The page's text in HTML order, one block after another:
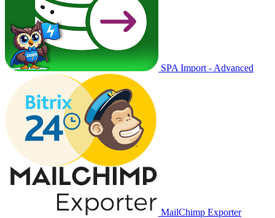
SPA Import - Advanced
MailChimp Exporter